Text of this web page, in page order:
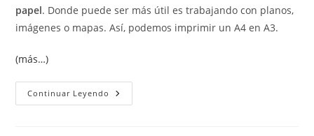
papel. Donde puede ser más útil es trabajando con planos,
imágenes o mapas. Así, podemos imprimir un A4 en A3.
(más…)
Continuar Leyendo Escalar
Al